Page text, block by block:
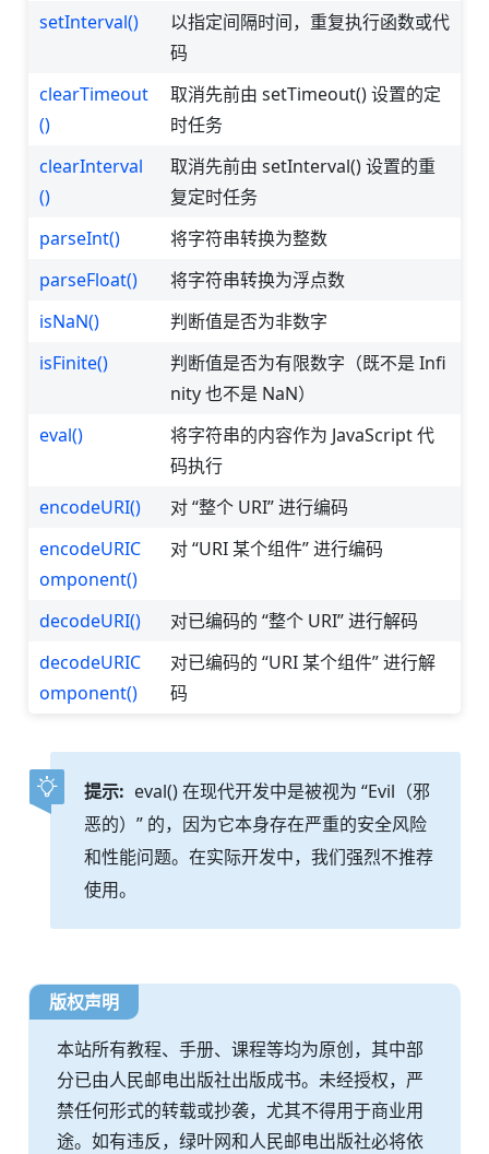
setInterval()
以指定间隔时间，重复执行函数或代
码
clearTimeout
()
取消先前由 setTimeout() 设置的定
时任务
clearInterval
()
取消先前由 setInterval() 设置的重
复定时任务
parseInt()
将字符串转换为整数
parseFloat()
将字符串转换为浮点数
isNaN()
判断值是否为非数字
isFinite()
判断值是否为有限数字（既不是 Infi
nity 也不是 NaN）
eval()
将字符串的内容作为 JavaScript 代
码执行
encodeURI()
对 “整个 URI” 进行编码
encodeURIC
omponent()
对 “URI 某个组件” 进行编码
decodeURI()
对已编码的 “整个 URI” 进行解码
decodeURIC
omponent()
对已编码的 “URI 某个组件” 进行解
码
提示: eval() 在现代开发中是被视为 “Evil（邪
恶的）” 的，因为它本身存在严重的安全风险
和性能问题。在实际开发中，我们强烈不推荐
使用。
版权声明
本站所有教程、手册、课程等均为原创，其中部
分已由人民邮电出版社出版成书。未经授权，严
禁任何形式的转载或抄袭，尤其不得用于商业用
途。如有违反，绿叶网和人民邮电出版社必将依